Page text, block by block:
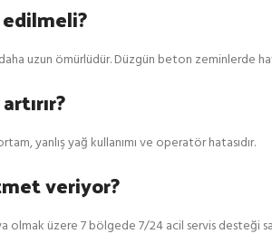
uzun ömürlüdür. Düzgün beton zeminlerde
yanlış yağ kullanımı ve operatör hatasıdır.
veriyor?
olmak üzere 7 bölgede 7/24 acil servis desteği